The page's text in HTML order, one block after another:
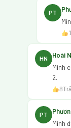
PT
HN Hoài
Mình
2.
8
PT
Mình